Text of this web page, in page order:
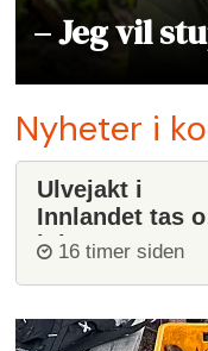
– Jeg vil
Nyheter i
Ulvejakt i
Innlandet tas
igjen
16 timer siden